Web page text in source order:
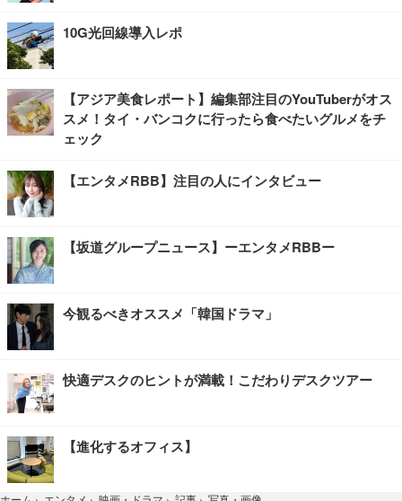
10G光回線導入レポ
【アジア美食レポート】編集部注目のYouTuberがオス
スメ！タイ・バンコクに行ったら食べたいグルメをチ
ェック
【エンタメRBB】注目の人にインタビュー
【坂道グループニュース】ーエンタメRBBー
今観るべきオススメ「韓国ドラマ」
快適デスクのヒントが満載！こだわりデスクツアー
【進化するオフィス】